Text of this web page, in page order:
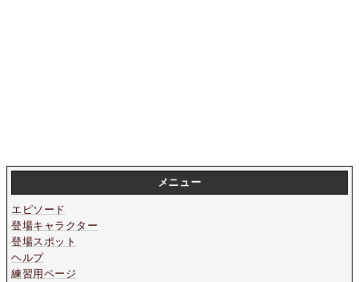
メニュー
エピソード
登場キャラクター
登場スポット
ヘルプ
練習用ページ